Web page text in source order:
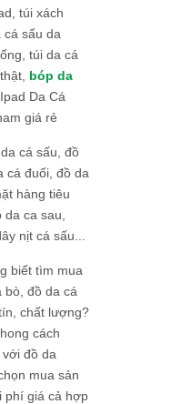
túi xách
cá sấu da
túi da cá
bóp da
Da Cá
giá rẻ
cá sấu, đồ
cá đuối, đồ da
hàng tiêu
ca sau,
nịt cá sấu...
biết tìm mua
bò, đồ da cá
chất lượng?
cách
đồ da
mua sản
phí giá cả hợp